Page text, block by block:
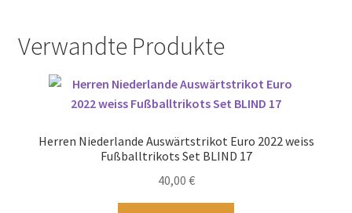
Verwandte Produkte
Herren Niederlande Auswärtstrikot Euro 2022 weiss
Fußballtrikots Set BLIND 17
40,00 €